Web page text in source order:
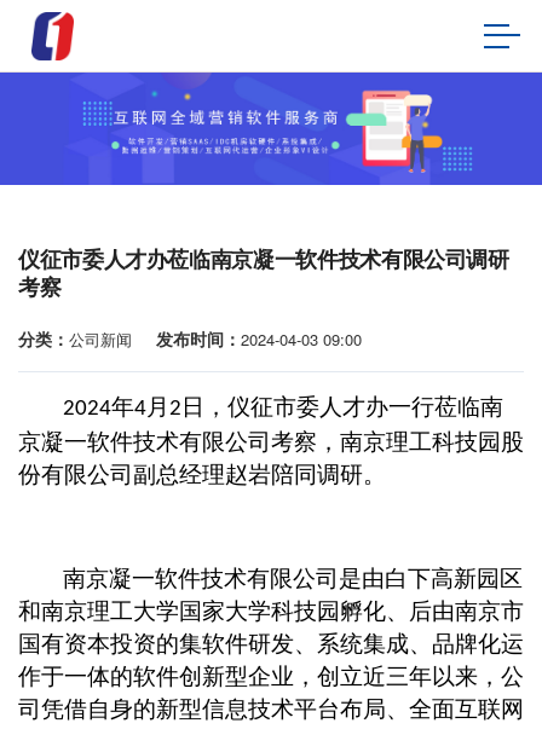
仪征市委人才办莅临南京凝一软件技术有限公司调研
考察
分类： 公司新闻 发布时间： 2024-04-03 09:00
2024年4 月 2 日，仪征市委人才办一行莅临南
京凝一软件技术有限公司考察，南京理工科技园股
份有限公司副总经理赵岩陪同调研。
南京凝一软件技术有限公司是由白下高新园区
和南京理工大学国家大学科技园孵化、后由南京市
国有资本投资的集软件研发、系统集成、品牌化运
作于一体的软件创新型企业，创立近三年以来，公
司凭借自身的新型信息技术平台布局、全面互联网